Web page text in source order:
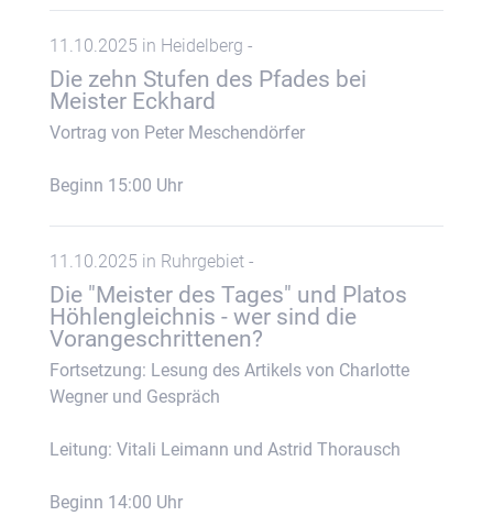
11.10.2025 in Heidelberg -
Die zehn Stufen des Pfades bei
Meister Eckhard
Vortrag von Peter Meschendörfer
Beginn 15:00 Uhr
11.10.2025 in Ruhrgebiet -
Die "Meister des Tages" und Platos
Höhlengleichnis - wer sind die
Vorangeschrittenen?
Fortsetzung: Lesung des Artikels von Charlotte
Wegner und Gespräch
Leitung: Vitali Leimann und Astrid Thorausch
Beginn 14:00 Uhr